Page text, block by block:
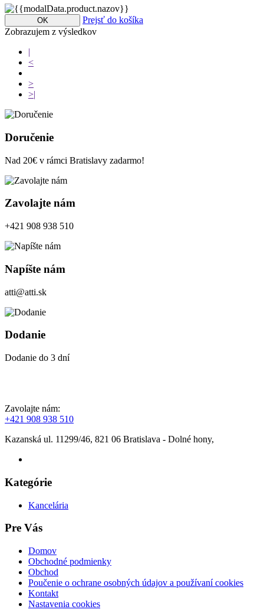
OK
Prejsť do košíka
Zobrazujem z výsledkov
|
<
>
>|
Doručenie
Nad 20€ v rámci Bratislavy zadarmo!
Zavolajte nám
+421 908 938 510
Napíšte nám
atti@atti.sk
Dodanie
Dodanie do 3 dní
Zavolajte nám:
+421 908 938 510
Kazanská ul. 11299/46, 821 06 Bratislava - Dolné hony,
Kategórie
Kancelária
Pre Vás
Domov
Obchodné podmienky
Obchod
Poučenie o ochrane osobných údajov a používaní cookies
Kontakt
Nastavenia cookies